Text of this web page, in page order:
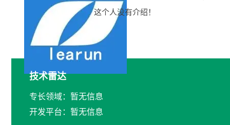
这个人没有介绍！
技术雷达
专长领域：暂无信息
开发平台：暂无信息